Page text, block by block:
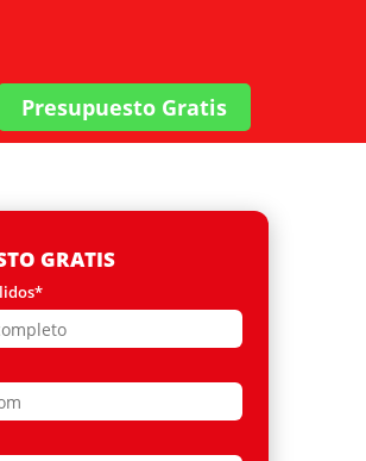
Presupuesto Gratis
GRATIS